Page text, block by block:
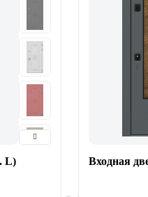
L) Входная